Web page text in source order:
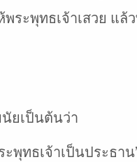
ระพุทธเจ้าเสวย แ
ยเป็นต้นว่า
ทธเจ้าเป็นประธา